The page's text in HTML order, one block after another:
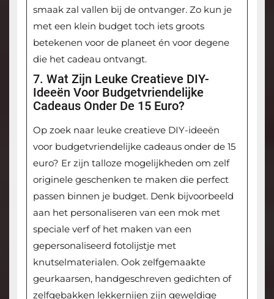
smaak zal vallen bij de ontvanger. Zo kun je
met een klein budget toch iets groots
betekenen voor de planeet én voor degene
die het cadeau ontvangt.
7. Wat Zijn Leuke Creatieve DIY-
Ideeën Voor Budgetvriendelijke
Cadeaus Onder De 15 Euro?
Op zoek naar leuke creatieve DIY-ideeën
voor budgetvriendelijke cadeaus onder de 15
euro? Er zijn talloze mogelijkheden om zelf
originele geschenken te maken die perfect
passen binnen je budget. Denk bijvoorbeeld
aan het personaliseren van een mok met
speciale verf of het maken van een
gepersonaliseerd fotolijstje met
knutselmaterialen. Ook zelfgemaakte
geurkaarsen, handgeschreven gedichten of
zelfgebakken lekkernijen zijn geweldige